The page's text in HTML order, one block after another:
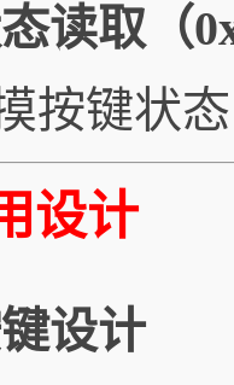
读取（
按键状
设计
设计